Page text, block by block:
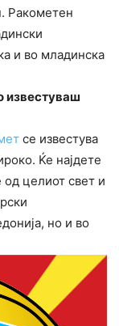
Ракометен
и во младинска
известуваш
се известува
Ќе најдете
целиот свет и
но и во